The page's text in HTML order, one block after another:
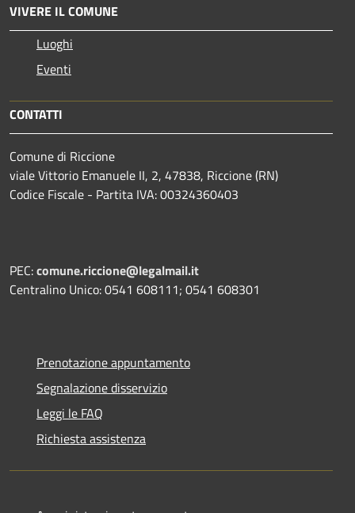
VIVERE IL COMUNE
Luoghi
Eventi
CONTATTI
Comune di Riccione
viale Vittorio Emanuele II, 2, 47838, Riccione (RN)
Codice Fiscale - Partita IVA: 00324360403
PEC:comune.riccione@legalmail.it
Centralino Unico: 0541 608111; 0541 608301
Prenotazione appuntamento
Segnalazione disservizio
Leggi le FAQ
Richiesta assistenza